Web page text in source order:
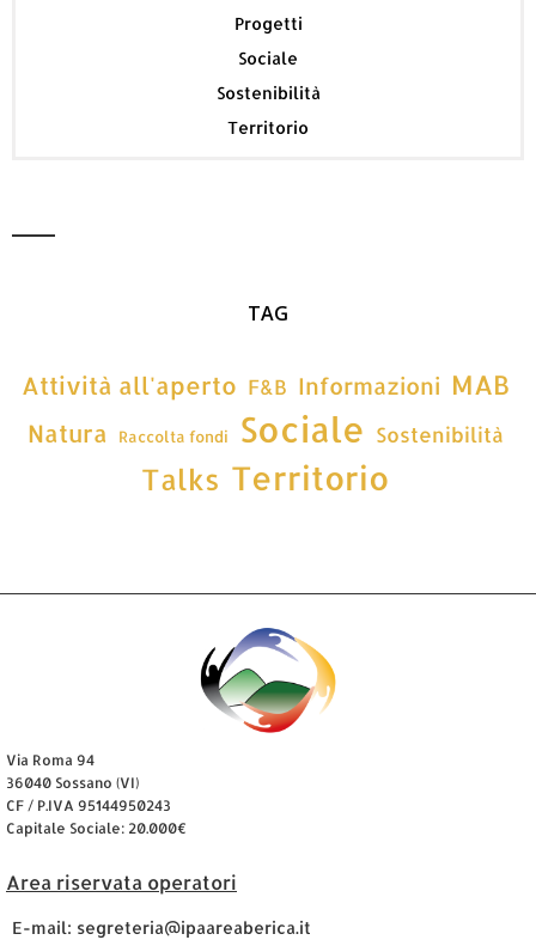
Progetti
Sociale
Sostenibilità
Territorio
TAG
Attività all'aperto F&B Informazioni MAB
Natura Raccolta fondi Sociale Sostenibilità
Talks Territorio
Via Roma 94
36040 Sossano (VI)
CF / P.IVA 95144950243
Capitale Sociale: 20.000€
Area riservata operatori
E-mail: segreteria@ipaareaberica.it